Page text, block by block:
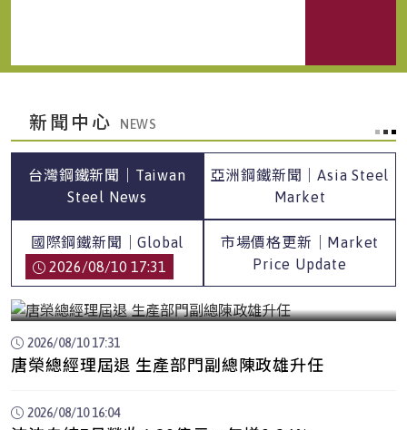
新聞中心
台灣鋼鐵新聞｜Taiwan
Steel News
亞洲鋼鐵新聞｜Asia Steel
Market
國際鋼鐵新聞｜Global
Steel News
市場價格更新｜Market
Price Update
2026/08/10 17:31
2026/08/10 17:31
唐榮總經理屆退 生產部門副總陳政雄升任
2026/08/10 16:04